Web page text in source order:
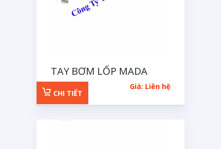
TAY BƠM LỐP MADA
Giá: Liên hệ
CHI TIẾT